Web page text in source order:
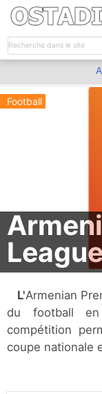
Football
League
L'Armenian Premier League est le championnat élite
du football
compétition
coupe nationale